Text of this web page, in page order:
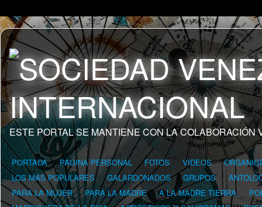
ESTE PORTAL SE MANTIENE CON LA COLABORACIÓN
PORTADA PÁGINA PERSONAL FOTOS VIDEOS
LOS MÁS POPULARES
GALARDONADOS GRUPOS
PARA LA MUJER
PARA LA MADRE A LA MADRE TIERRA